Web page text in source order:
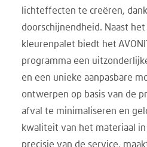
lichteffecten te creëren,
doorschijnendheid. Naast
kleurenpalet biedt het
programma een
en een unieke aanpasbare
ontwerpen op basis van de
afval te minimaliseren en
kwaliteit van het materiaal
precisie van de service,